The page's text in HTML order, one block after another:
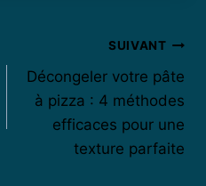
SUIVANT
Décongeler votre pâte
à pizza : 4 méthodes
efficaces pour une
texture parfaite